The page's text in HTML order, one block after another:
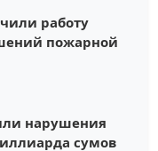
работу
пожарной
нарушения
сумов